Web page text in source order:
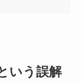
いう誤解